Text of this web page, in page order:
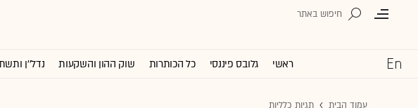
ראשי גלובס פיננסי כל הכותרות שוק ההון והשקעות נדל''ן
עמוד הבית תגיות כלליות